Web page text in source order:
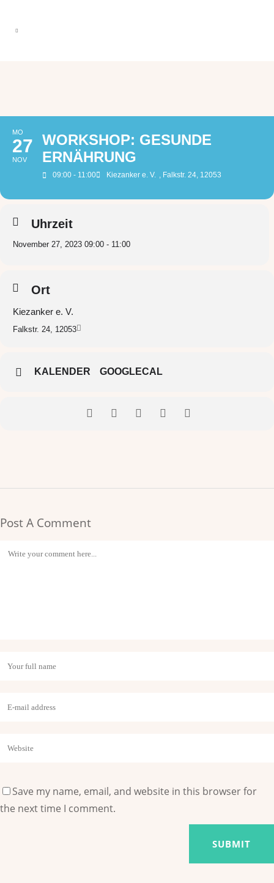
MO
27
NOV
WORKSHOP: GESUNDE
ERNÄHRUNG
09:00 - 11:00 Kiezanker e. V. , Falkstr. 24, 12053
Uhrzeit
November 27, 2023 09:00 - 11:00
Ort
Kiezanker e. V.
Falkstr. 24, 12053
KALENDER GOOGLECAL
Post A Comment
Save my name, email, and website in this browser for
the next time I comment.